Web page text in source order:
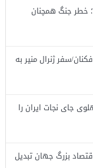
خطر جنگ همچنان
سفر ژنرال منیر به
جای نجات ایران را
بزرگ جهان تبدیل